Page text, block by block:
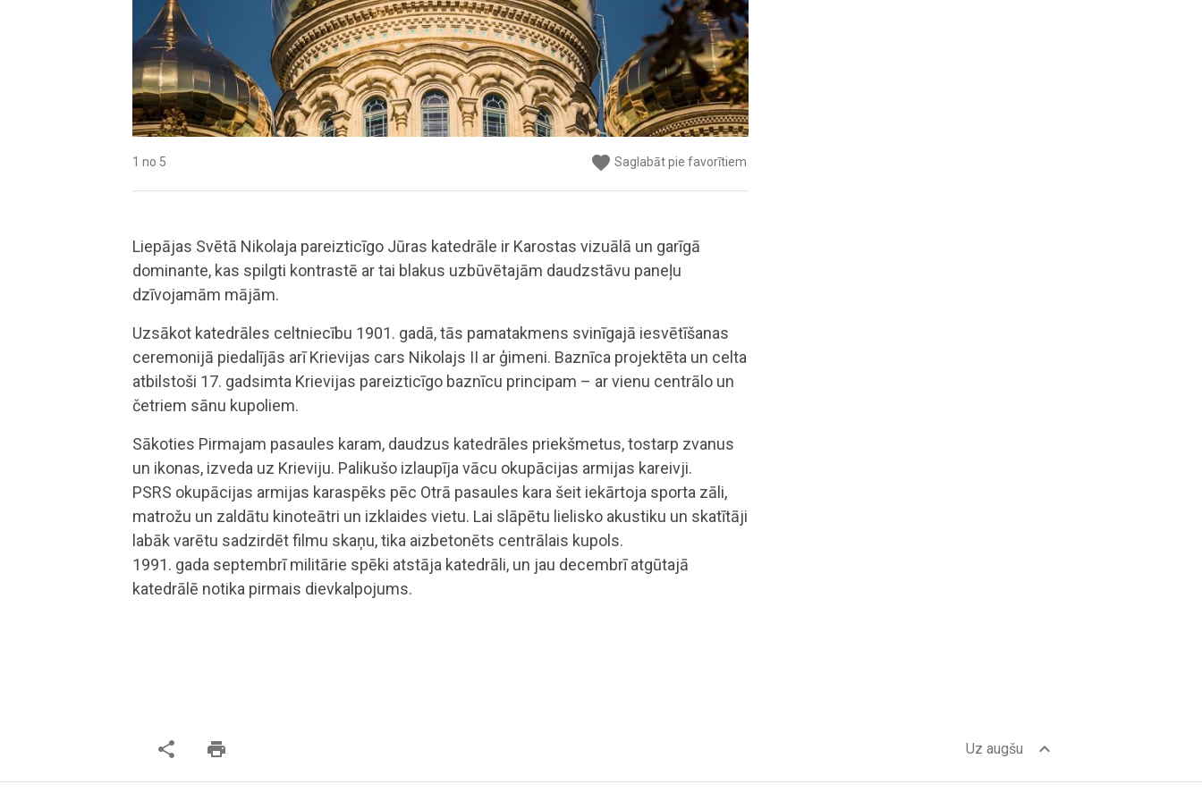
1 no 5 favorite Saglabāt pie favorītiem
2 no 5 favorite Saglabāt pie favorītiem
3 no 5 favorite Saglabāt pie favorītiem
4 no 5 favorite Saglabāt pie favorītiem
5 no 5 favorite Saglabāt pie favorītiem
Liepājas Svētā Nikolaja pareizticīgo Jūras katedrāle ir Karostas vizuālā un garīgā
dominante, kas spilgti kontrastē ar tai blakus uzbūvētajām daudzstāvu paneļu
dzīvojamām mājām.
Uzsākot katedrāles celtniecību 1901. gadā, tās pamatakmens svinīgajā iesvētīšanas
ceremonijā piedalījās arī Krievijas cars Nikolajs II ar ģimeni. Baznīca projektēta un celta
atbilstoši 17. gadsimta Krievijas pareizticīgo baznīcu principam – ar vienu centrālo un
četriem sānu kupoliem.
Sākoties Pirmajam pasaules karam, daudzus katedrāles priekšmetus, tostarp zvanus
un ikonas, izveda uz Krieviju. Palikušo izlaupīja vācu okupācijas armijas kareivji.
PSRS okupācijas armijas karaspēks pēc Otrā pasaules kara šeit iekārtoja sporta zāli,
matrožu un zaldātu kinoteātri un izklaides vietu. Lai slāpētu lielisko akustiku un skatītāji
labāk varētu sadzirdēt filmu skaņu, tika aizbetonēts centrālais kupols.
1991. gada septembrī militārie spēki atstāja katedrāli, un jau decembrī atgūtajā
katedrālē notika pirmais dievkalpojums.
share print Uz augšu expand_less